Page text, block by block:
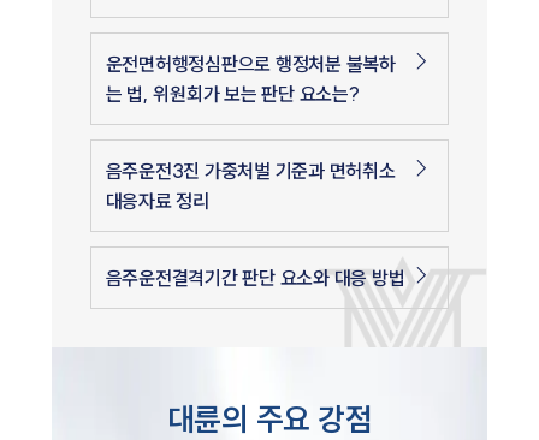
운전면허행정심판으로 행정처분 불복하
는 법, 위원회가 보는 판단 요소는?
음주운전3진 가중처벌 기준과 면허취소
대응자료 정리
음주운전결격기간 판단 요소와 대응 방법
대륜의 주요 강점